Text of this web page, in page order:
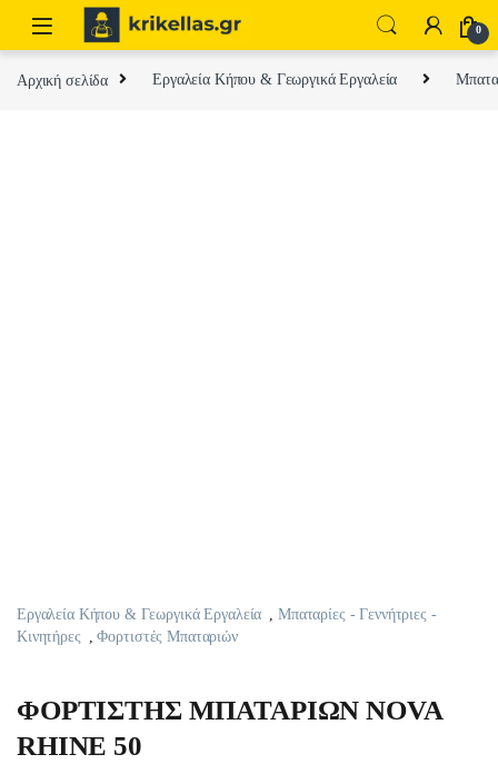
Skip to navigation
Skip to content
0
Αρχική σελίδα Εργαλεία Κήπου & Γεωργικά Εργαλεία
Εργαλεία Κήπου & Γεωργικά Εργαλεία
Μπαταρίες - Γεννήτριες -
Κινητήρες
,Φορτιστές Μπαταριών
ΦΟΡΤΙΣΤΗΣ ΜΠΑΤΑΡΙΩΝ NOVA
RHINE 50